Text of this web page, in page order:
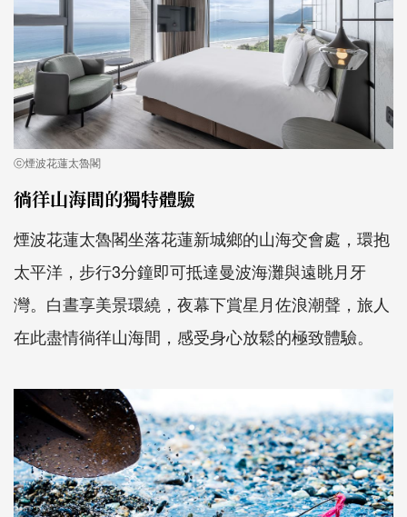
ⓒ煙波花蓮太魯閣
徜徉山海間的獨特體驗
煙波花蓮太魯閣坐落花蓮新城鄉的山海交會處，環抱
太平洋，步行3分鐘即可抵達曼波海灘與遠眺月牙
灣。白晝享美景環繞，夜幕下賞星月佐浪潮聲，旅人
在此盡情徜徉山海間，感受身心放鬆的極致體驗。